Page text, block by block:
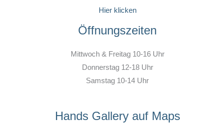
Hier klicken
Öffnungszeiten
Mittwoch & Freitag 10-16 Uhr
Donnerstag 12-18 Uhr
Samstag 10-14 Uhr
Hands Gallery auf Maps